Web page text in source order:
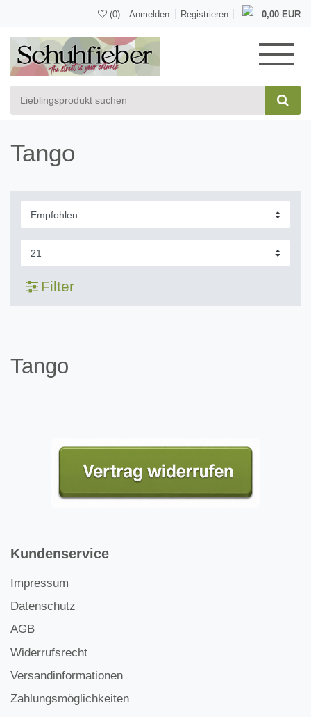
(0) Anmelden Registrieren 0,00 EUR
Tango
Filter
Tango
Kundenservice
Impressum
Datenschutz
AGB
Widerrufsrecht
Versandinformationen
Zahlungsmöglichkeiten